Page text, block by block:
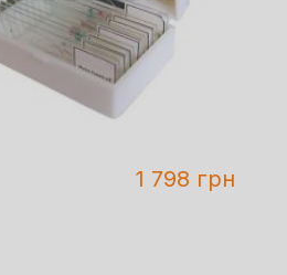
1 798 грн